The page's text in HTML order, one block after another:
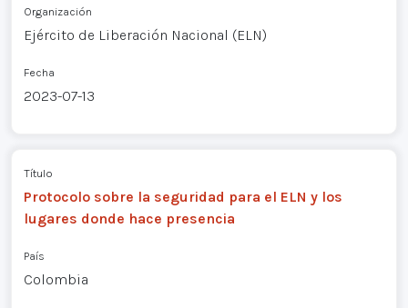
Organización
Ejército de Liberación Nacional (ELN)
Fecha
2023-07-13
Título
Protocolo sobre la seguridad para el ELN y los
lugares donde hace presencia
País
Colombia